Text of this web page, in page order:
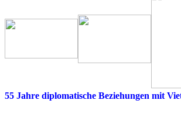
55 Jahre diplomatische Beziehungen mit